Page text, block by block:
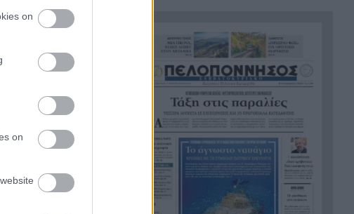
on
on
Περιουσία πάνω από 1 τρισ.
ευρώ, αλλά η αποταμίευση
στο -3%: Η μεγάλη αντίφαση
των νοικοκυριών
«Stand by Me»: Το καλοκαίρι
που τέλειωσε η παιδική ηλικία
15:12 Χαλκιδική: 8χρονος χτύπησε
το κεφάλι του σε πέτρα μετά
από βουτιά στη θάλασσα